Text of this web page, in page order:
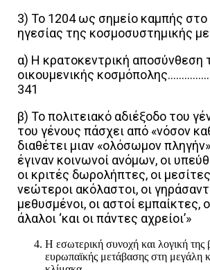
3) Το 1204 ως σημείο καμπής στο
ηγεσίας της κοσμοσυστημικής
α) Η κρατοκεντρική αποσύνθεση
οικουμενικής
341
β) Το πολιτειακό αδιέξοδο του
του γένους πάσχει από «νόσον
διαθέτει μιαν «ολόσωμον
έγιναν κοινωνοί ανόμων, οι
οι κριτές δωρολήπτες, οι
νεώτεροι ακόλαστοι, οι
μεθυσμένοι, οι αστοί εμπαίκτες,
άλαλοι ‘και οι πάντες
Η εσωτερική συνοχή και λογική της
ευρωπαϊκής μετάβασης στη μεγάλη